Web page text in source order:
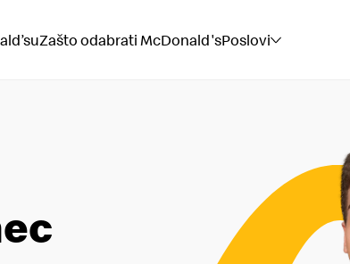
Zašto odabrati McDonald'sPoslovi